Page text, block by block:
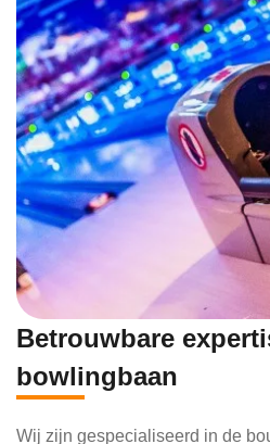
Betrouwbare
bowlingbaan
Wij zijn gespecialiseerd in de